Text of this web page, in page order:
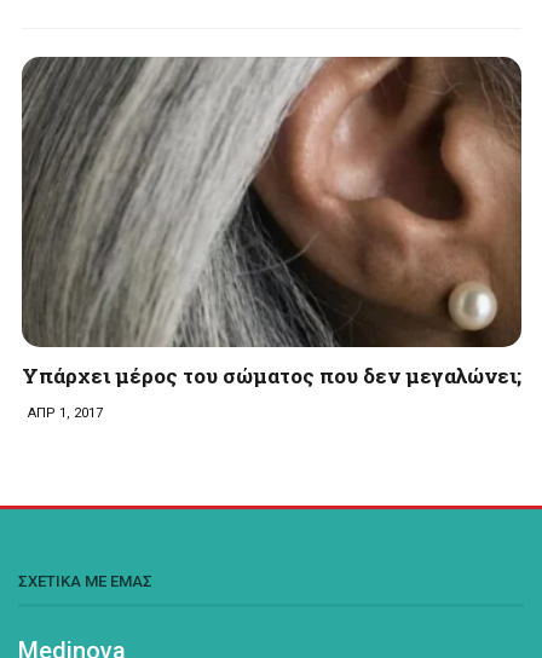
Υπάρχει μέρος του σώματος που δεν μεγαλώνει;
ΑΠΡ 1, 2017
ΣΧΕΤΙΚΑ ΜΕ ΕΜΑΣ
Medinova